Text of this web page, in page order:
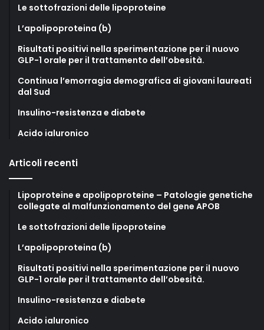
Le sottofrazioni delle lipoproteine
L’apolipoproteina (b)
Risultati positivi nella sperimentazione per il nuovo
GLP-1 orale per il trattamento dell’obesità.
Continua l’emorragia demografica di giovani laureati
dal Sud
Insulino-resistenza e diabete
Acido ialuronico
Articoli recenti
Lipoproteine e apolipoproteine – Patologie genetiche
collegate al malfunzionamento del gene APOB
Le sottofrazioni delle lipoproteine
L’apolipoproteina (b)
Risultati positivi nella sperimentazione per il nuovo
GLP-1 orale per il trattamento dell’obesità.
Insulino-resistenza e diabete
Acido ialuronico